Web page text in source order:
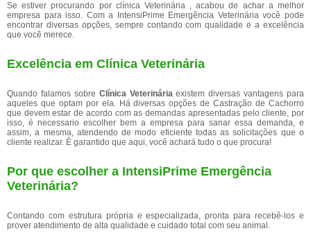
Se estiver procurando por clínica Veterinária , acabou de achar a melhor
empresa para isso. Com a IntensiPrime Emergência Veterinária você pode
encontrar diversas opções, sempre contando com qualidade e a excelência
que você merece.
Excelência em Clínica Veterinária
Quando falamos sobre Clínica Veterináriaexistem diversas vantagens para
aqueles que optam por ela. Há diversas opções de Castração de Cachorro
que devem estar de acordo com as demandas apresentadas pelo cliente, por
isso, é necessario escolher bem a empresa para sanar essa demanda, e
assim, a mesma, atendendo de modo eficiente todas as solicitações que o
cliente realizar. É garantido que aqui, você achará tudo o que procura!
Por que escolher a IntensiPrime Emergência
Veterinária?
Contando com estrutura própria e especializada, pronta para recebê-los e
prover atendimento de alta qualidade e cuidado total com seu animal.